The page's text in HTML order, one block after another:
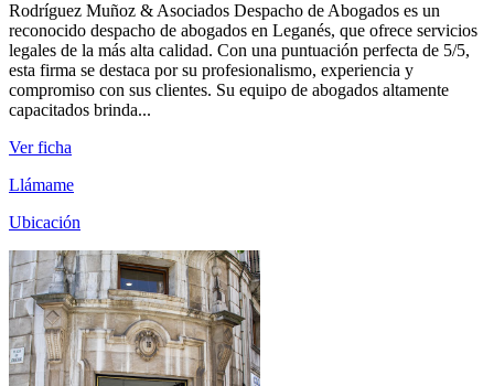
Rodríguez Muñoz & Asociados Despacho de Abogados es un
reconocido despacho de abogados en Leganés, que ofrece servicios
legales de la más alta calidad. Con una puntuación perfecta de 5/5,
esta firma se destaca por su profesionalismo, experiencia y
compromiso con sus clientes. Su equipo de abogados altamente
capacitados brinda...
Ver ficha
Llámame
Ubicación